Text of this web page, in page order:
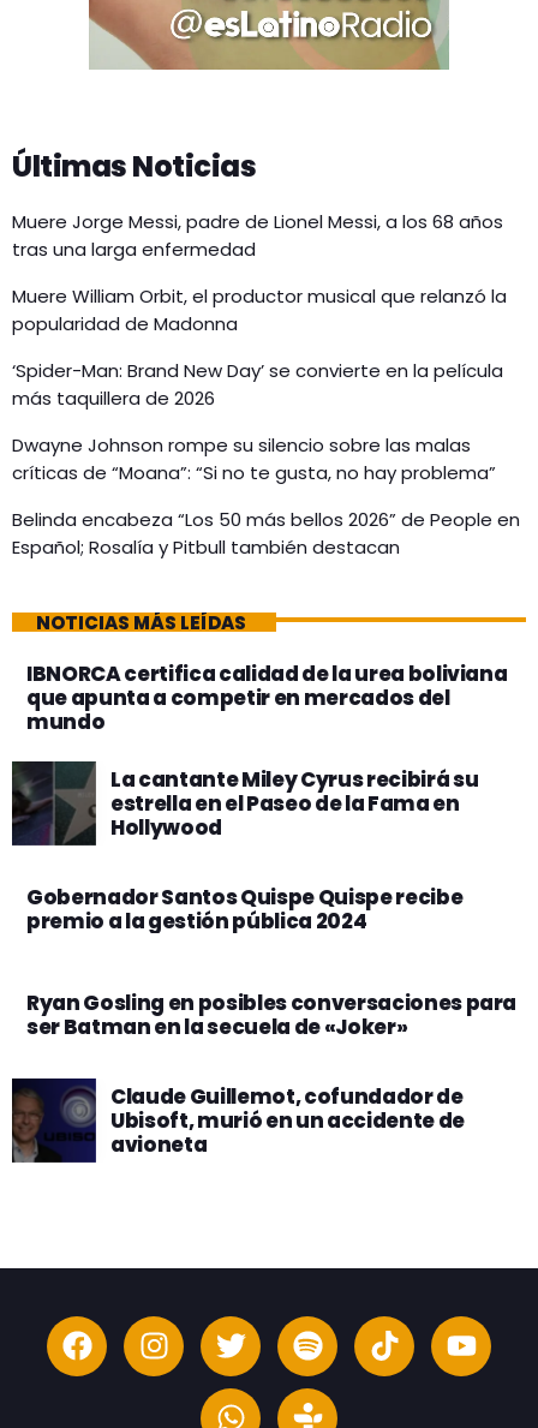
Últimas Noticias
Muere Jorge Messi, padre de Lionel Messi, a los 68 años
tras una larga enfermedad
Muere William Orbit, el productor musical que relanzó la
popularidad de Madonna
‘Spider-Man: Brand New Day’ se convierte en la película
más taquillera de 2026
Dwayne Johnson rompe su silencio sobre las malas
críticas de “Moana”: “Si no te gusta, no hay problema”
Belinda encabeza “Los 50 más bellos 2026” de People en
Español; Rosalía y Pitbull también destacan
NOTICIAS MÁS LEÍDAS
IBNORCA certifica calidad de la urea boliviana
que apunta a competir en mercados del
mundo
La cantante Miley Cyrus recibirá su
estrella en el Paseo de la Fama en
Hollywood
Gobernador Santos Quispe Quispe recibe
premio a la gestión pública 2024
Ryan Gosling en posibles conversaciones para
ser Batman en la secuela de «Joker»
Claude Guillemot, cofundador de
Ubisoft, murió en un accidente de
avioneta